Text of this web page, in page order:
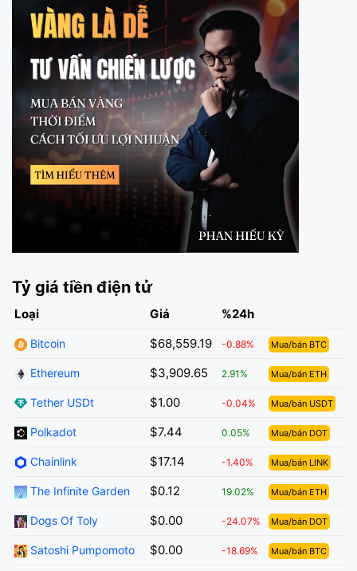
Tỷ giá tiền điện tử
Loại Giá %24h
Bitcoin $68,559.19 -0.88% Mua/bán BTC
Ethereum $3,909.65 2.91% Mua/bán ETH
Tether USDt $1.00 -0.04% Mua/bán USDT
Polkadot $7.44 0.05% Mua/bán DOT
Chainlink $17.14 -1.40% Mua/bán LINK
The Infinite Garden $0.12 19.02% Mua/bán ETH
Dogs Of Toly $0.00 -24.07% Mua/bán DOT
Satoshi Pumpomoto $0.00 -18.69% Mua/bán BTC